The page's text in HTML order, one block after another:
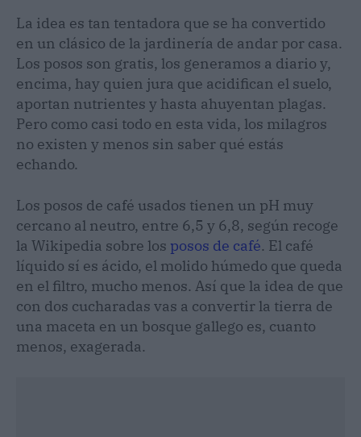
La idea es tan tentadora que se ha convertido
en un clásico de la jardinería de andar por casa.
Los posos son gratis, los generamos a diario y,
encima, hay quien jura que acidifican el suelo,
aportan nutrientes y hasta ahuyentan plagas.
Pero como casi todo en esta vida, los milagros
no existen y menos sin saber qué estás
echando.
Los posos de café usados tienen un pH muy
cercano al neutro, entre 6,5 y 6,8, según recoge
la Wikipedia sobre los posos de café. El café
líquido sí es ácido, el molido húmedo que queda
en el filtro, mucho menos. Así que la idea de que
con dos cucharadas vas a convertir la tierra de
una maceta en un bosque gallego es, cuanto
menos, exagerada.